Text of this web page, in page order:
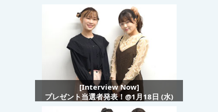
[Interview Now]
プレゼント当選者発表！@1月18日 (水)